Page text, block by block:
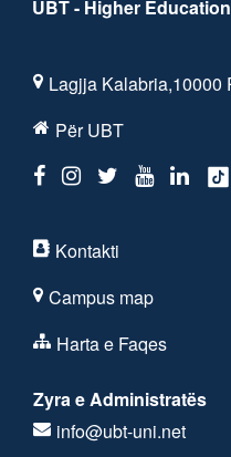
UBT - Higher
Lagjja Kalabria,10000
Për UBT
Kontakti
Campus map
Harta e Faqes
Zyra e Administratës
info@ubt-uni.net